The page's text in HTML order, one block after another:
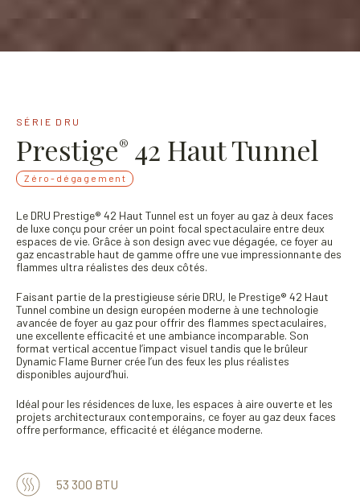
SÉRIE DRU
Prestige® 42 Haut Tunnel
Zéro-dégagement
Le DRU Prestige® 42 Haut Tunnel est un foyer au gaz à deux faces
de luxe conçu pour créer un point focal spectaculaire entre deux
espaces de vie. Grâce à son design avec vue dégagée, ce foyer au
gaz encastrable haut de gamme offre une vue impressionnante des
flammes ultra réalistes des deux côtés.
Faisant partie de la prestigieuse série DRU, le Prestige® 42 Haut
Tunnel combine un design européen moderne à une technologie
avancée de foyer au gaz pour offrir des flammes spectaculaires,
une excellente efficacité et une ambiance incomparable. Son
format vertical accentue l’impact visuel tandis que le brûleur
Dynamic Flame Burner crée l’un des feux les plus réalistes
disponibles aujourd’hui.
Idéal pour les résidences de luxe, les espaces à aire ouverte et les
projets architecturaux contemporains, ce foyer au gaz deux faces
offre performance, efficacité et élégance moderne.
53 300 BTU